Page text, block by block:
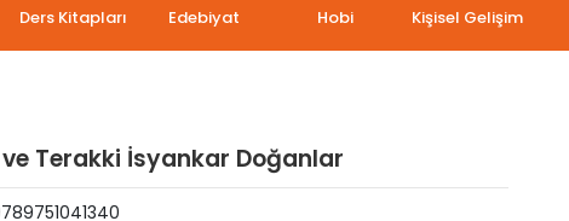
Ders Kitapları Edebiyat Hobi Kişisel Gelişim
Terakki İsyankar Doğanlar